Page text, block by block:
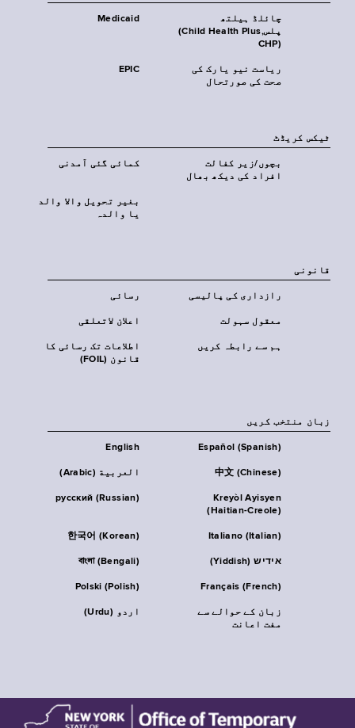
Medicaid
چائلڈ ہیلتھ
پلس‎(Child Health Plus,
CHP)‎
EPIC
ریاست نیو یارک کی
صحت کی صورتحال
ٹیکس کریڈٹ
کمائی گئی آمدنی
بچوں/زیر کفالت
افراد کی دیکھ بھال
بغیر تحویل والا والد
یا والدہ
قانونی
رسائی رازداری کی پالیسی
اعلان لاتعلقی معقول سہولت
اطلاعات تک رسائی کا
قانون (FOIL)
ہم سے رابطہ کریں
زبان منتخب کریں
English Español (Spanish)
العربية (Arabic) 中文 (Chinese)
русский (Russian)
Kreyòl Ayisyen
(Haitian-Creole)
한국어 (Korean) Italiano (Italian)
বাংলা (Bengali) אידיש (Yiddish)
Polski (Polish) Français (French)
اردو (Urdu)
زبان کے حوالے سے
مفت اعانت